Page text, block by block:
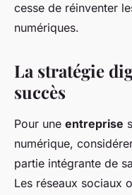
cesse de réinventer
numériques.
La stratégie
succès
Pour une entreprise
numérique,
partie intégrante de sa
Les réseaux sociaux